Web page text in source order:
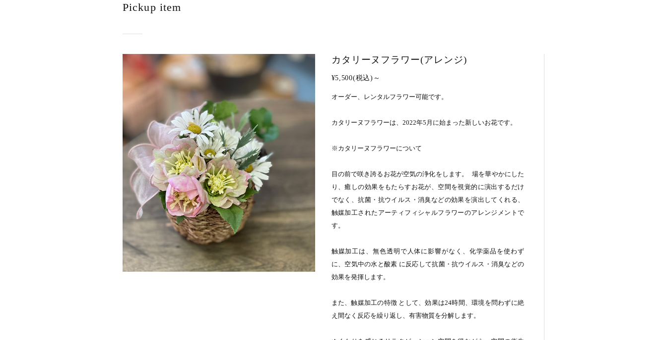
Pickup item
カタリーヌフラワー(アレンジ)
¥5,500(税込)～
オーダー、レンタルフラワー可能です。
カタリーヌフラワーは、2022年5月に始まった新しいお花です。
※カタリーヌフラワーについて
⽬の前で咲き誇るお花が空気の浄化をします。 場を華やかにした
り、癒しの効果をもたらすお花が、空間を視覚的に演出するだけ
でなく、抗菌・抗ウイルス・消臭などの効果を演出してくれる、
触媒加⼯されたアーティフィシャルフラワーのアレンジメントで
す。
触媒加⼯は、無⾊透明で⼈体に影響がなく、化学薬品を使わず
に、空気中の⽔と酸素 に反応して抗菌・抗ウイルス・消臭などの
効果を発揮します。
また、触媒加⼯の特徴 として、効果は24時間、環境を問わずに絶
え間なく反応を繰り返し、有害物質を分解します。